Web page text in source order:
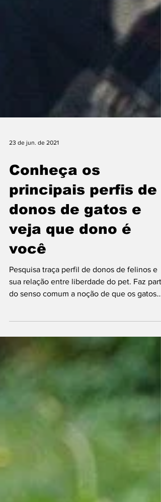
Conheça os
principais perfis de
donos de gatos e
veja que dono é
você
Pesquisa traça perfil de donos de felinos e
sua relação entre liberdade do pet. Faz
são pets...